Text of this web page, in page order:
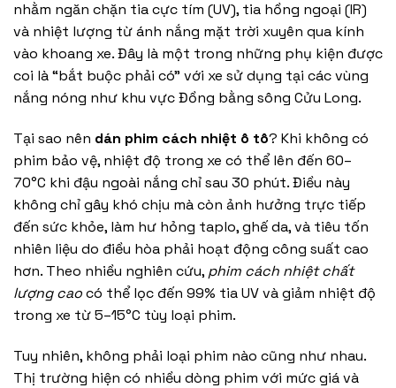
nhằm ngăn chặn tia cực tím (UV), tia hồng ngoại (IR)
và nhiệt lượng từ ánh nắng mặt trời xuyên qua kính
vào khoang xe. Đây là một trong những phụ kiện được
coi là “bắt buộc phải có” với xe sử dụng tại các vùng
nắng nóng như khu vực Đồng bằng sông Cửu Long.
Tại sao nên dán phim cách nhiệt ô tô? Khi không có
phim bảo vệ, nhiệt độ trong xe có thể lên đến 60–
70°C khi đậu ngoài nắng chỉ sau 30 phút. Điều này
không chỉ gây khó chịu mà còn ảnh hưởng trực tiếp
đến sức khỏe, làm hư hỏng taplo, ghế da, và tiêu tốn
nhiên liệu do điều hòa phải hoạt động công suất cao
hơn. Theo nhiều nghiên cứu, phim cách nhiệt chất
lượng caocó thể lọc đến 99% tia UV và giảm nhiệt độ
trong xe từ 5–15°C tùy loại phim.
Tuy nhiên, không phải loại phim nào cũng như nhau.
Thị trường hiện có nhiều dòng phim với mức giá và